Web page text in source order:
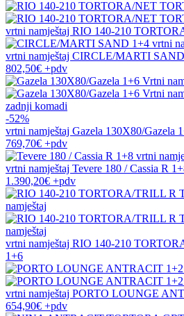
vrtni namještaj RIO 140-210
vrtni namještaj CIRCLE/MARTI
802,50€ +pdv
zadnji komadi
-52%
vrtni namještaj Gazela 130X80/Gazela
769,70€ +pdv
vrtni namještaj Tevere 180 / Cassia R
1.390,20€ +pdv
vrtni namještaj RIO 140-210
1+6
vrtni namještaj PORTO LOUNGE
654,90€ +pdv